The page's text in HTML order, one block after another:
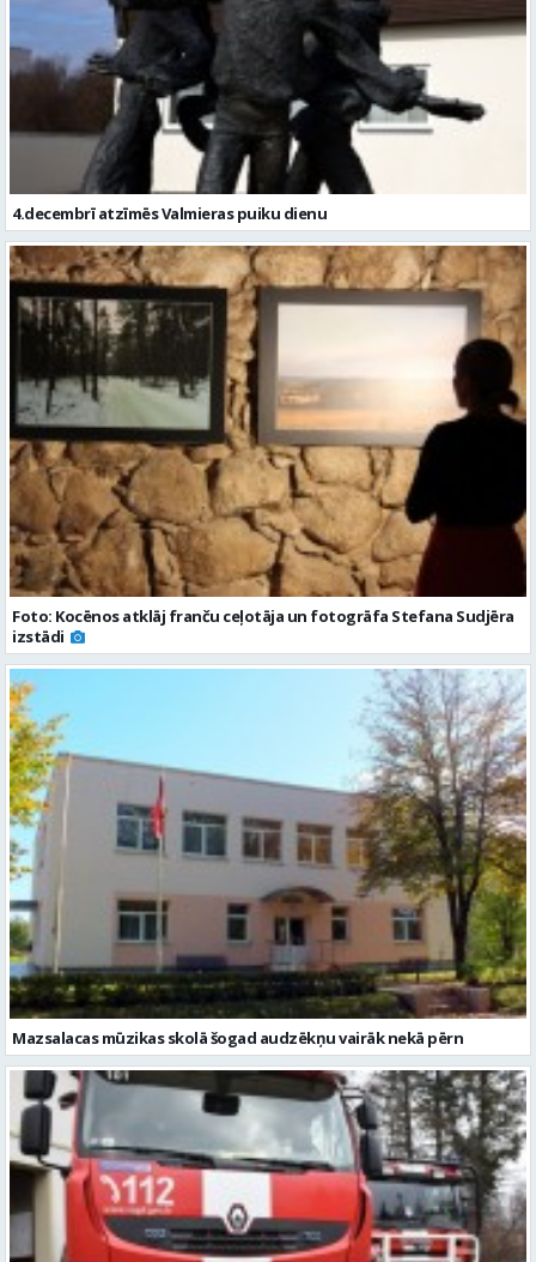
4.decembrī atzīmēs Valmieras puiku dienu
Foto: Kocēnos atklāj franču ceļotāja un fotogrāfa Stefana Sudjēra
izstādi
Mazsalacas mūzikas skolā šogad audzēkņu vairāk nekā pērn